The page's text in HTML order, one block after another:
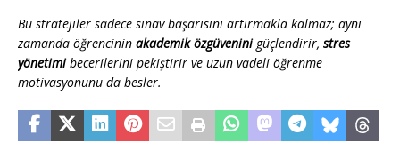
Bu stratejiler sadece sınav başarısını artırmakla kalmaz; aynı
zamanda öğrencinin akademik özgüveninigüçlendirir, stres
yönetimibecerilerini pekiştirir ve uzun vadeli öğrenme
motivasyonunu da besler.